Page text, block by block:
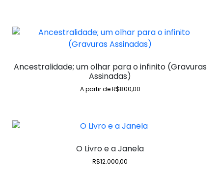
Ancestralidade; um olhar para o infinito (Gravuras
Assinadas)
A partir deR$800,00
O Livro e a Janela
R$12.000,00